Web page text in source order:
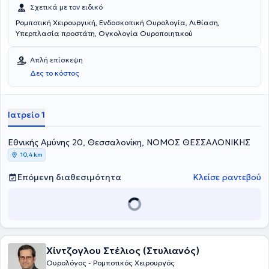
Σχετικά με τον ειδικό
Ρομποτική Χειρουργική, Ενδοσκοπική Ουρολογία, Λιθίαση,
Υπερπλασία προστάτη, Ογκολογία Ουροποιητικού
Απλή επίσκεψη
Δες το κόστος
Ιατρείο 1
Εθνικής Αμύνης 20, Θεσσαλονίκη, ΝΟΜΟΣ ΘΕΣΣΑΛΟΝΙΚΗΣ
10,4 km
Επόμενη διαθεσιμότητα Κλείσε ραντεβού
Χίντζογλου Στέλιος (Στυλιανός)
Ουρολόγος - Ρομποτικός Χειρουργός